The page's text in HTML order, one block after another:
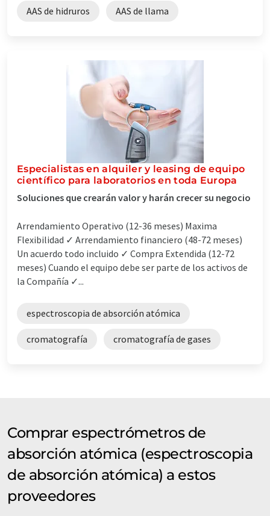
AAS de hidruros AAS de llama
Especialistas en alquiler y leasing de equipo
científico para laboratorios en toda Europa
Soluciones que crearán valor y harán crecer su negocio
Arrendamiento Operativo (12-36 meses) Maxima
Flexibilidad ✓ Arrendamiento financiero (48-72 meses)
Un acuerdo todo incluido ✓ Compra Extendida (12-72
meses) Cuando el equipo debe ser parte de los activos de
la Compañía ✓...
espectroscopia de absorción atómica
cromatografía cromatografía de gases
Comprar espectrómetros de
absorción atómica (espectroscopia
de absorción atómica) a estos
proveedores